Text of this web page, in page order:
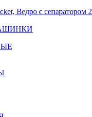
Ведро с сепаратором